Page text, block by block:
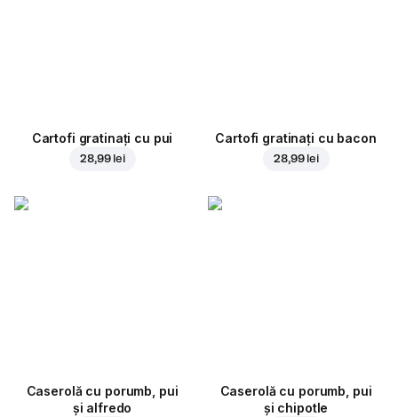
Cartofi gratinați cu pui
28,99 lei
Cartofi gratinați cu bacon
28,99 lei
Caserolă cu porumb, pui
și alfredo
Caserolă cu porumb, pui
și chipotle